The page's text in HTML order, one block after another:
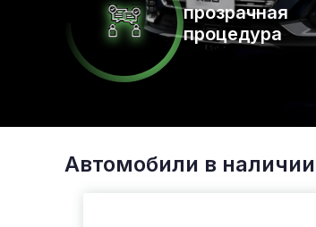
прозрачная
процедура
Автомобили в наличии